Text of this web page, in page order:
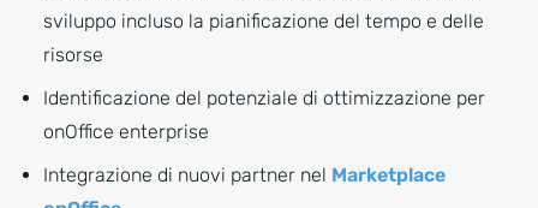
sviluppo incluso la pianificazione del tempo e delle
risorse
Identificazione del potenziale di ottimizzazione per
onOffice enterprise
Integrazione di nuovi partner nel Marketplace